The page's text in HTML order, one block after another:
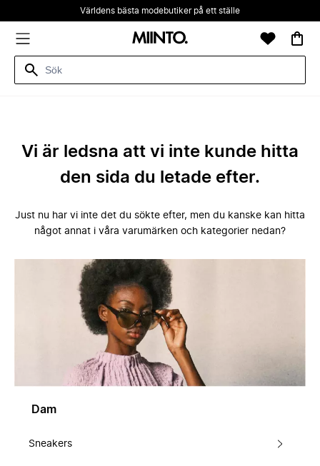
Världens bästa modebutiker på ett ställe
Vi är ledsna att vi inte kunde hitta
den sida du letade efter.
Just nu har vi inte det du sökte efter, men du kanske kan hitta
något annat i våra varumärken och kategorier nedan?
Dam
Sneakers